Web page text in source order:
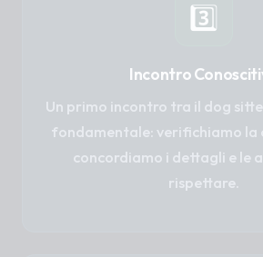
3️⃣
Incontro
Un primo incontro tra il dog
fondamentale: verifichiamo la
concordiamo i dettagli e le
rispettare.